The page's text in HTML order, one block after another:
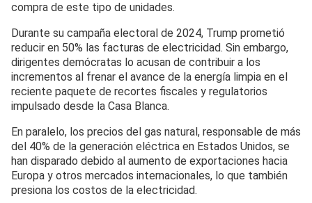
compra de este tipo de unidades.
Durante su campaña electoral de 2024, Trump prometió
reducir en 50% las facturas de electricidad. Sin embargo,
dirigentes demócratas lo acusan de contribuir a los
incrementos al frenar el avance de la energía limpia en el
reciente paquete de recortes fiscales y regulatorios
impulsado desde la Casa Blanca.
En paralelo, los precios del gas natural, responsable de más
del 40% de la generación eléctrica en Estados Unidos, se
han disparado debido al aumento de exportaciones hacia
Europa y otros mercados internacionales, lo que también
presiona los costos de la electricidad.